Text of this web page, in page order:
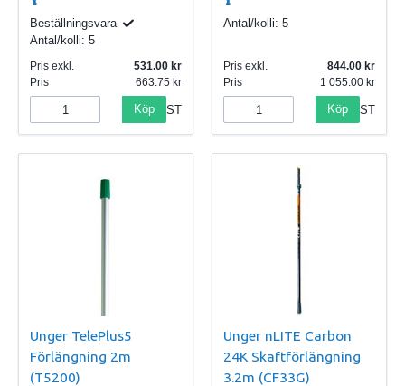
Beställningsvara
Antal/kolli: 5
Pris exkl.
531.00
Pris
663.75
Köp ST
Antal/kolli: 5
Pris exkl.
844.00
Pris
1 055.00
Köp ST
Unger TelePlus5
Förlängning 2m
(T5200)
Unger nLITE Carbon
24K Skaftförlängning
3.2m (CF33G)